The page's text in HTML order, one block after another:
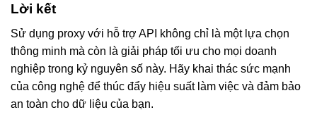
Lời kết
Sử dụng proxy với hỗ trợ API không chỉ là một lựa chọn
thông minh mà còn là giải pháp tối ưu cho mọi doanh
nghiệp trong kỷ nguyên số này. Hãy khai thác sức mạnh
của công nghệ để thúc đẩy hiệu suất làm việc và đảm bảo
an toàn cho dữ liệu của bạn.